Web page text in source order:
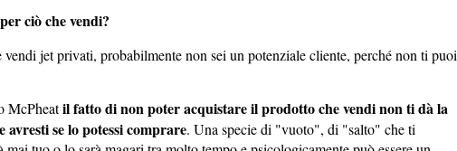
ciò che vendi?
jet privati, probabilmente non sei un potenziale cliente, perché non ti puoi
McPheatil fatto di non poter acquistare il prodotto che vendi non ti dà la
avresti se lo potessi comprare. Una specie di "vuoto", di "salto" che ti